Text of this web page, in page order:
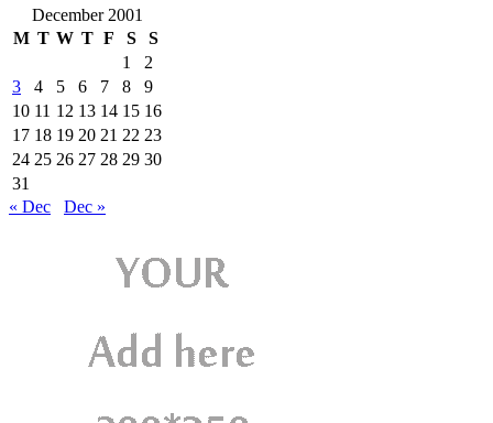
December 2001
M T W T F S
S
1
2
3
4 5 6 7 8
9
10 11 12 13 14 15 16
17 18 19 20 21 22 23
24 25 26 27 28 29 30
31
« Dec
Dec »